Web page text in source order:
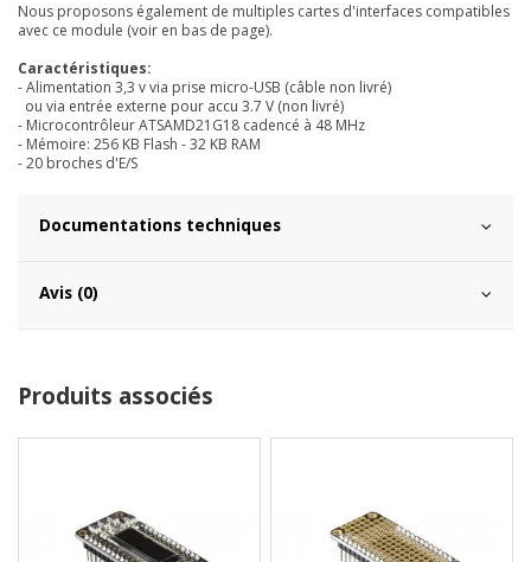
Nous proposons également de multiples cartes d'interfaces compatibles
avec ce module (voir en bas de page).
Caractéristiques:
- Alimentation 3,3 v via prise micro-USB (câble non livré)
ou via entrée externe pour accu 3.7 V (non livré)
- MicrocontrôleurATSAMD21G18 cadencé à 48 MHz
- Mémoire: 256 KB Flash - 32 KB RAM
- 20 broches d'E/S
Documentations techniques
Avis (0)
Produits associés